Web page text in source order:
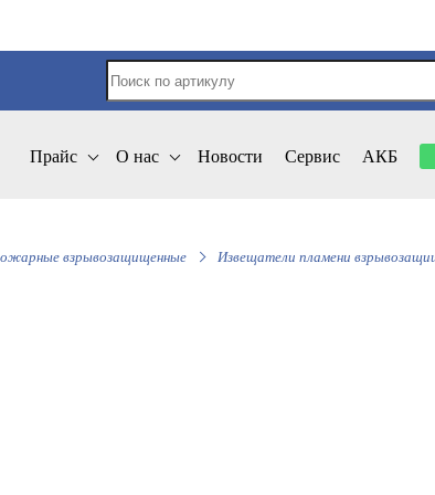
Прайс О нас Новости Сервис АКБ
взрывозащищенные Извещатели пламени